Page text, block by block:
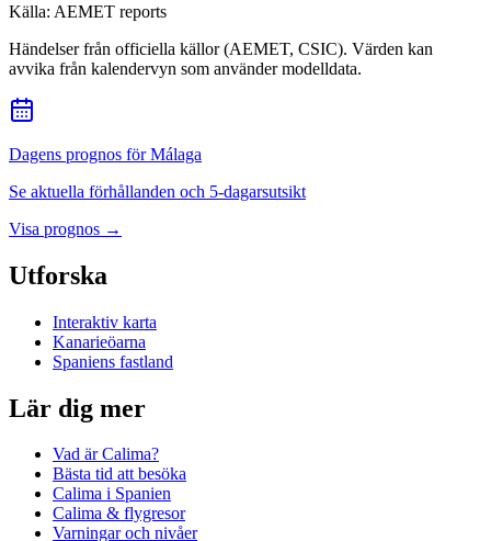
Källa: AEMET reports
Händelser från officiella källor (AEMET, CSIC). Värden kan
avvika från kalendervyn som använder modelldata.
Dagens prognos för Málaga
Se aktuella förhållanden och 5-dagarsutsikt
Visa prognos →
Utforska
Interaktiv karta
Kanarieöarna
Spaniens fastland
Lär dig mer
Vad är Calima?
Bästa tid att besöka
Calima i Spanien
Calima & flygresor
Varningar och nivåer